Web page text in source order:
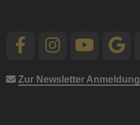
Zur Newsletter Anmeldung